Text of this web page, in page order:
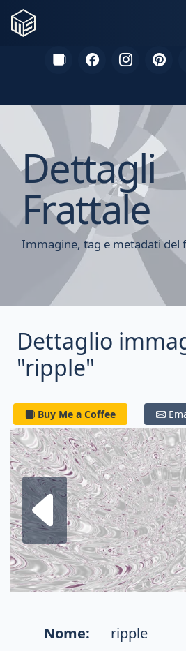
Dettagli
Frattale
Immagine, tag e metadati del
Dettaglio
"ripple"
Buy Me a Coffee
Nome:
ripple